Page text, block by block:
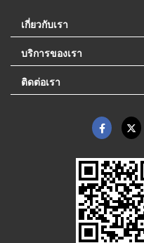
เกี่ยวกับเรา
บริการของเรา
ติดต่อเรา